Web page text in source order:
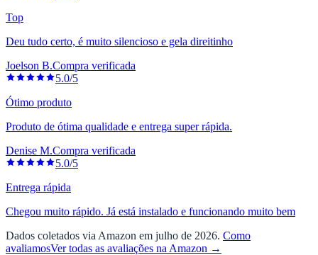
Top
Deu tudo certo, é muito silencioso e gela direitinho
Joelson B.Compra verificada
5.0/5
Ótimo produto
Produto de ótima qualidade e entrega super rápida.
Denise M.Compra verificada
5.0/5
Entrega rápida
Chegou muito rápido. Já está instalado e funcionando muito bem
Dados coletados via Amazon em julho de 2026. Como
avaliamosVer todas as avaliações na Amazon →